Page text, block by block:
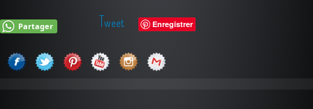
Partager Tweet Enregistrer